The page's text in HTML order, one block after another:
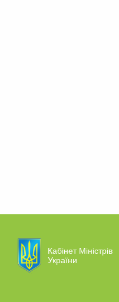
Кабінет Міністрів
України